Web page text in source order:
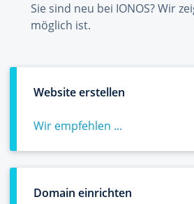
Sie sind neu bei IONOS? Wir
möglich ist.
Website erstellen
Wir empfehlen ...
Domain einrichten